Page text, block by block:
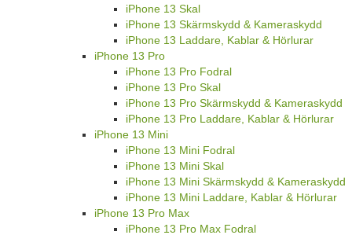
iPhone 13 Skal
iPhone 13 Skärmskydd & Kameraskydd
iPhone 13 Laddare, Kablar & Hörlurar
iPhone 13 Pro
iPhone 13 Pro Fodral
iPhone 13 Pro Skal
iPhone 13 Pro Skärmskydd & Kameraskydd
iPhone 13 Pro Laddare, Kablar & Hörlurar
iPhone 13 Mini
iPhone 13 Mini Fodral
iPhone 13 Mini Skal
iPhone 13 Mini Skärmskydd & Kameraskydd
iPhone 13 Mini Laddare, Kablar & Hörlurar
iPhone 13 Pro Max
iPhone 13 Pro Max Fodral